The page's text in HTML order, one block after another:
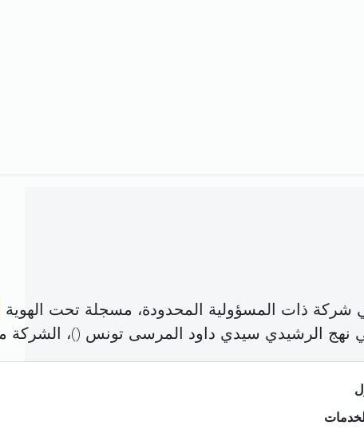
شركة ذات المسؤولية المحدودة، مسجلة تحت الهوية
نهج الرشيدي سيدي داود المرسى تونس ()،